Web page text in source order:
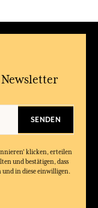
SENDEN
klicken, erteilen
und bestätigen, dass
und in diese einwilligen.